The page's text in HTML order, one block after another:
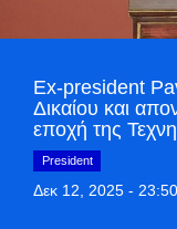
World
Style Adorés
Greece
Ex-president
Δικαίου και
εποχή της
President
Δεκ 12, 2025 - 23:50